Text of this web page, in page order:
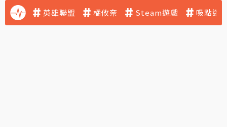
英雄聯盟 橘攸奈 Steam遊戲 吸點迷